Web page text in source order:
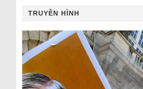
TRUYỀN HÌNH